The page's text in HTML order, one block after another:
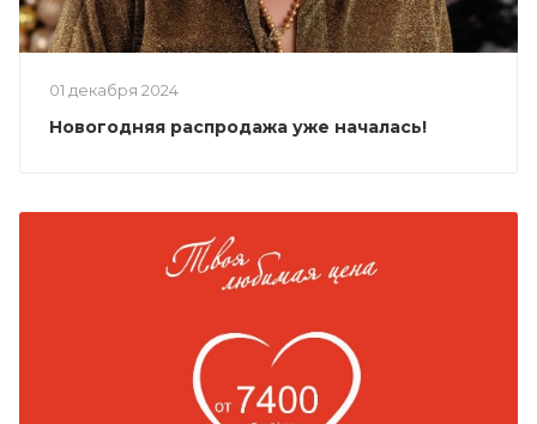
01 декабря 2024
Новогодняя распродажа уже началась!